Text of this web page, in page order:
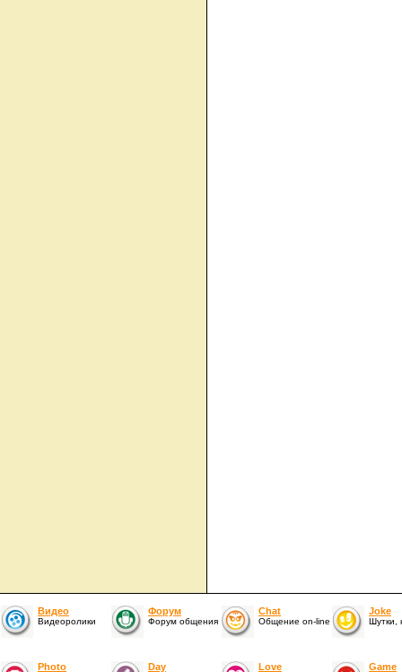
Видео
Видеоролики
Форум
Форум общения
Chat
Общение on-line
Joke
Шутки,
Photo Day Love Game